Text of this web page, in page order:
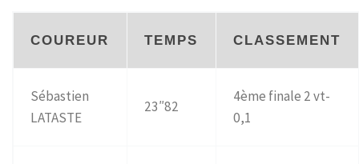
COUREUR TEMPS CLASSEMENT
Sébastien
LATASTE
23″82
4ème finale 2 vt-
0,1